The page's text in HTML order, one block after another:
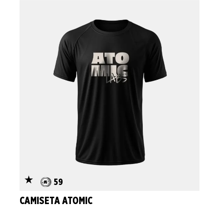
59
CAMISETA ATOMIC